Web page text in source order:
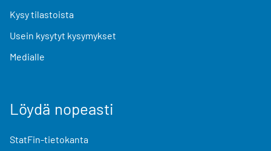
Kysy tilastoista
Usein kysytyt kysymykset
Medialle
Löydä nopeasti
StatFin-tietokanta